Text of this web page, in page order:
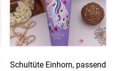
Schultüte Einhorn, passend